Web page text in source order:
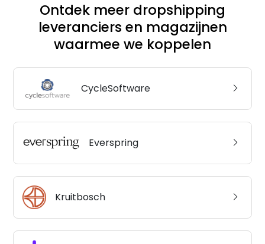
Ontdek meer dropshipping
leveranciers en magazijnen
waarmee we koppelen
CycleSoftware
Everspring
Kruitbosch